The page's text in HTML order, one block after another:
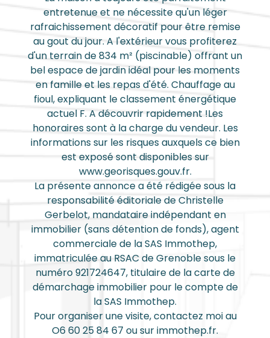
entretenue et ne nécessite qu'un léger
rafraichissement décoratif pour être remise
au gout du jour. A l'extérieur vous profiterez
d'un terrain de 834 m² (piscinable) offrant un
bel espace de jardin idéal pour les moments
en famille et les repas d'été. Chauffage au
fioul, expliquant le classement énergétique
actuel F. A découvrir rapidement !Les
honoraires sont à la charge du vendeur. Les
informations sur les risques auxquels ce bien
est exposé sont disponibles sur
www.georisques.gouv.fr.
La présente annonce a été rédigée sous la
responsabilité éditoriale de Christelle
Gerbelot, mandataire indépendant en
immobilier (sans détention de fonds), agent
commerciale de la SAS Immothep,
immatriculée au RSAC de Grenoble sous le
numéro 921724647, titulaire de la carte de
démarchage immobilier pour le compte de
la SAS Immothep.
Pour organiser une visite, contactez moi au
O6 60 25 84 67 ou sur immothep.fr.